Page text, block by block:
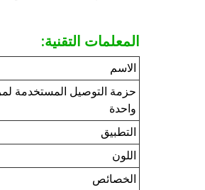
المعلمات التقنية:
الاسم
حزمة التوصيل المستخدمة
واحدة
التطبيق
اللون
الخصائص